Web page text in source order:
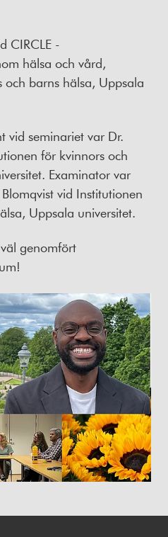
CIRCLE -
hälsa och vård,
barns hälsa, Uppsala
vid seminariet var Dr.
för kvinnors och
Examinator var
vid Institutionen
Uppsala universitet.
genomfört